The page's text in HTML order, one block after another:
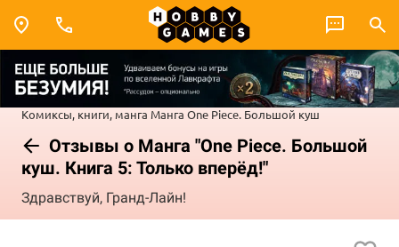
Комиксы, книги, манга Манга One Piece. Большой куш
Отзывы о Манга "One Piece. Большой
куш. Книга 5: Только вперёд!"
Здравствуй, Гранд-Лайн!